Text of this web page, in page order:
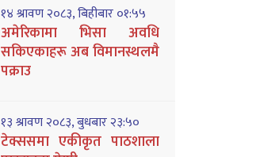
१४ श्रावण २०८३, बिहीबार ०१:५५
अमेरिकामा भिसा अवधि
सकिएकाहरू अब विमानस्थलमै
पक्राउ
१३ श्रावण २०८३, बुधबार २३:५०
टेक्ससमा एकीकृत पाठशाला